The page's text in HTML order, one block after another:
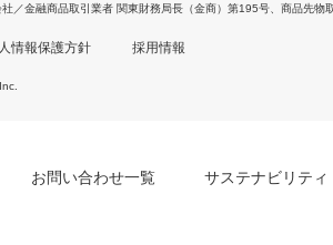
／金融商品取引業者 関東財務局長（金商）第195号、商品先物
情報保護方針 採用情報
お問い合わせ一覧 サステナビリティ